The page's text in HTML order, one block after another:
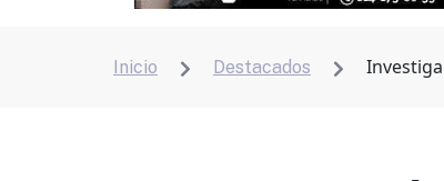
Inicio  Destacados 